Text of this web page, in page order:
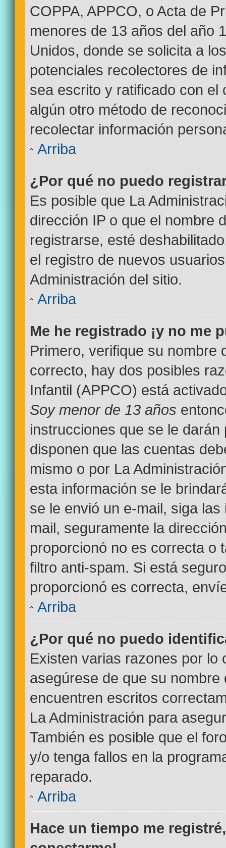
COPPA, APPCO, o Acta de
menores de 13 años del año
Unidos, donde se solicita a
potenciales recolectores de
sea escrito y ratificado con el
algún otro método de
recolectar información
Arriba
¿Por qué no puedo
Es posible que La
dirección IP o que el nombre
registrarse, esté
el registro de nuevos
Administración del sitio.
Arriba
Me he registrado ¡y no me
Primero, verifique su nombre
correcto, hay dos posibles
Infantil (APPCO) está
Soy menor de 13 años
instrucciones que se le
disponen que las cuentas
mismo o por La
esta información se le
se le envió un e-mail, siga
mail, seguramente la
proporcionó no es correcta o
filtro anti-spam. Si está
proporcionó es correcta,
Arriba
¿Por qué no puedo
Existen varias razones por lo
asegúrese de que su
encuentren escritos
La Administración para
También es posible que el
y/o tenga fallos en la
reparado.
Arriba
Hace un tiempo me